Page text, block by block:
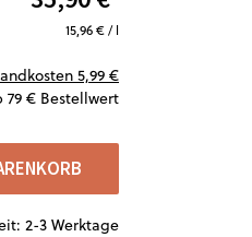
15,96 € / l
5,99 €
79 € Bestellwert
2-3 Werktage